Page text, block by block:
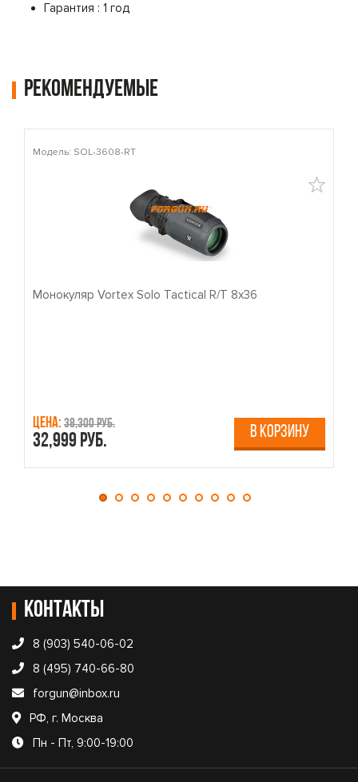
Гарантия : 1 год
Рекомендуемые
Модель: SOL-3608-RT
Монокуляр Vortex Solo Tactical R/T 8x36
Цена: 38,300 руб.
32,999 руб. В КОРЗИНУ
Контакты
8 (903) 540-06-02
8 (495) 740-66-80
forgun@inbox.ru
РФ, г. Москва
Пн - Пт, 9:00-19:00